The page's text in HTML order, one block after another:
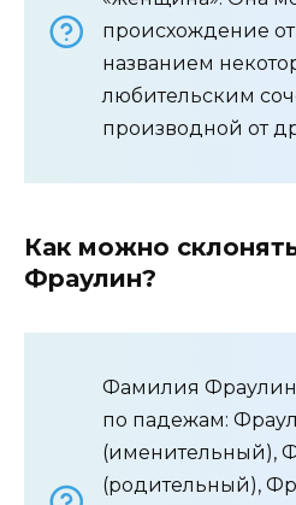
происхождение
названием
любительским
производной от
Как можно
Фраулин?
Фамилия Фраулин
по падежам:
(именительный),
(родительный),